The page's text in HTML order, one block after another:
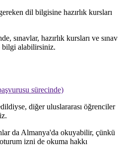
dil bilgisine hazırlık kursları
sınavlar, hazırlık kursları ve sınav
bilgi alabilirsiniz.
sürecinde)
diğer uluslararası öğrenciler
da Almanya'da okuyabilir, çünkü
izni de okuma hakkı